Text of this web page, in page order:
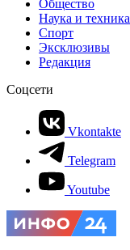
Общество
Наука и техника
Спорт
Эксклюзивы
Редакция
Соцсети
Vkontakte
Telegram
Youtube